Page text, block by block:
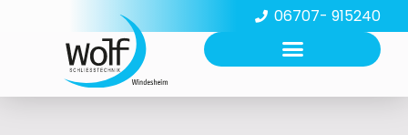
06707- 915240